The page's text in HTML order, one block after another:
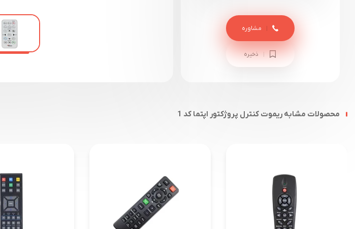
ذخیره
مشاوره
محصولات مشابه ریموت کنترل پروژکتور اپتما کد 1